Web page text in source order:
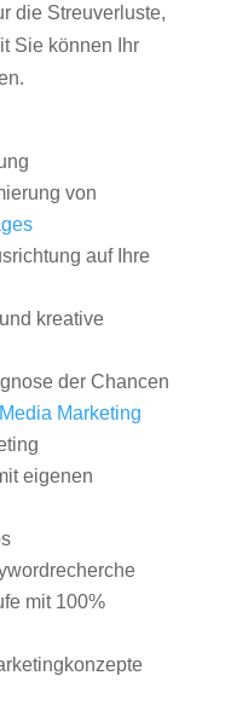
die Streuverluste,
Sie können Ihr
von
auf Ihre
kreative
der Chancen
Marketing
eigenen
mit 100%